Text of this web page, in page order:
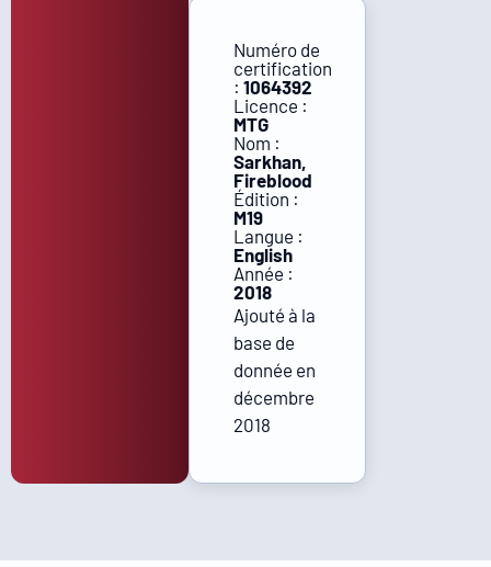
Numéro de
certification
: 1064392
Licence :
MTG
Nom :
Sarkhan,
Fireblood
Édition :
M19
Langue :
English
Année :
2018
Ajouté à la
base de
donnée en
décembre
2018